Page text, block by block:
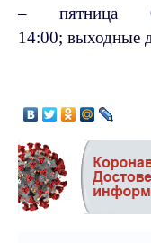
– пятница
14:00; выходные